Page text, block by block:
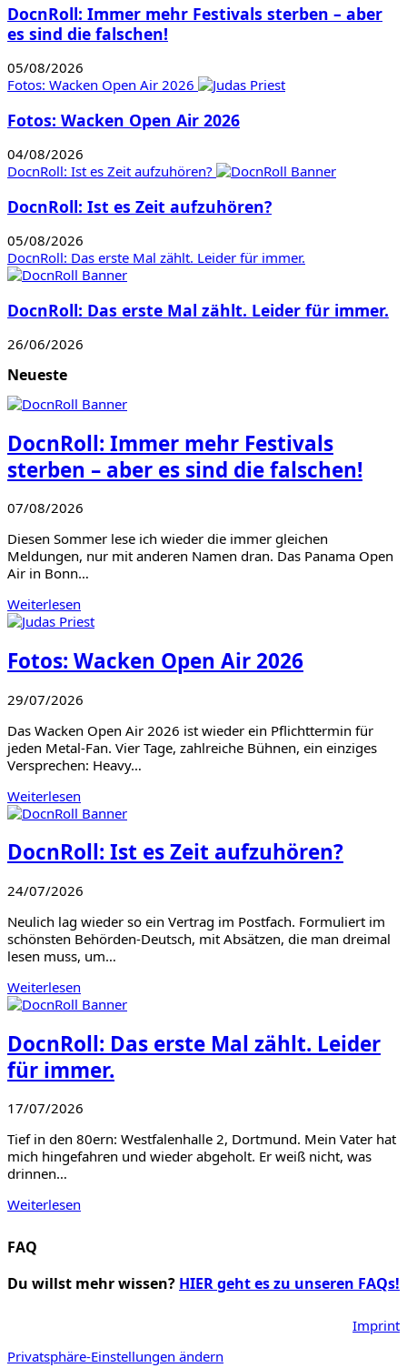
DocnRoll: Immer mehr Festivals sterben – aber
es sind die falschen!
05/08/2026
Fotos: Wacken Open Air 2026
Fotos: Wacken Open Air 2026
04/08/2026
DocnRoll: Ist es Zeit aufzuhören?
DocnRoll: Ist es Zeit aufzuhören?
05/08/2026
DocnRoll: Das erste Mal zählt. Leider für immer.
DocnRoll: Das erste Mal zählt. Leider für immer.
26/06/2026
Neueste
DocnRoll: Immer mehr Festivals
sterben – aber es sind die falschen!
07/08/2026
Diesen Sommer lese ich wieder die immer gleichen
Meldungen, nur mit anderen Namen dran. Das Panama Open
Air in Bonn…
Weiterlesen
Fotos: Wacken Open Air 2026
29/07/2026
Das Wacken Open Air 2026 ist wieder ein Pflichttermin für
jeden Metal-Fan. Vier Tage, zahlreiche Bühnen, ein einziges
Versprechen: Heavy…
Weiterlesen
DocnRoll: Ist es Zeit aufzuhören?
24/07/2026
Neulich lag wieder so ein Vertrag im Postfach. Formuliert im
schönsten Behörden-Deutsch, mit Absätzen, die man dreimal
lesen muss, um…
Weiterlesen
DocnRoll: Das erste Mal zählt. Leider
für immer.
17/07/2026
Tief in den 80ern: Westfalenhalle 2, Dortmund. Mein Vater hat
mich hingefahren und wieder abgeholt. Er weiß nicht, was
drinnen…
Weiterlesen
FAQ
Du willst mehr wissen? HIER geht es zu unseren FAQs!
Imprint
Privatsphäre-Einstellungen ändern